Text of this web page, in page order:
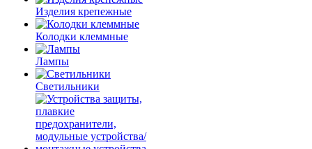
Изделия крепежные
Колодки клеммные
Лампы
Светильники